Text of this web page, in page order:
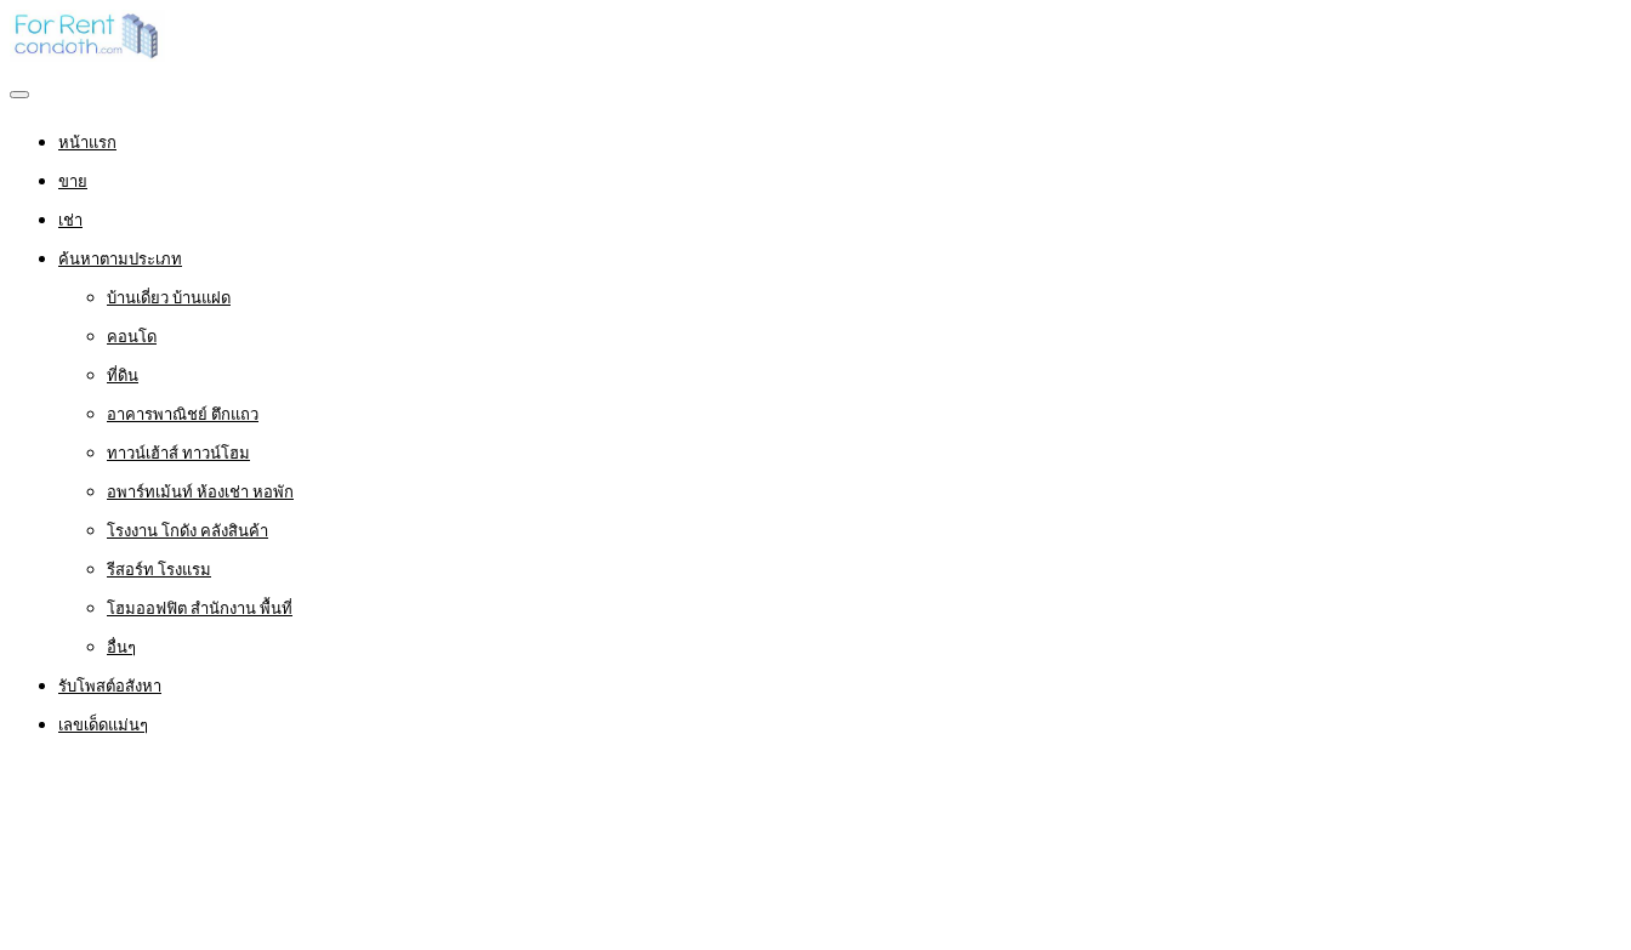
หน้าแรก
ขาย
เช่า
ค้นหาตามประเภท
บ้านเดี่ยว บ้านแฝด
คอนโด
ที่ดิน
อาคารพาณิชย์ ตึกแถว
ทาวน์เฮ้าส์ ทาวน์โฮม
อพาร์ทเม้นท์ ห้องเช่า หอพัก
โรงงาน โกดัง คลังสินค้า
รีสอร์ท โรงแรม
โฮมออฟฟิต สำนักงาน พื้นที่
อื่นๆ
รับโพสต์อสังหา
เลขเด็ดแม่นๆ